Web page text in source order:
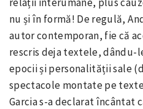
nu și în formă! De regulă,
autor contemporan, fie că
rescris deja textele,
epocii și personalității sale
spectacole montate pe
Garcia s-a declarat încântat